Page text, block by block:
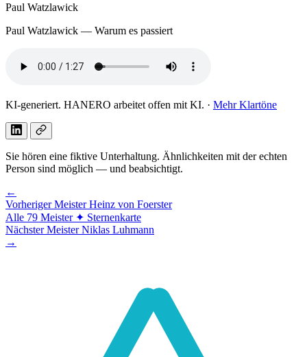
Paul Watzlawick
Paul Watzlawick — Warum es passiert
KI-generiert. HANERO arbeitet offen mit KI. · Mehr Klartöne
Sie hören eine fiktive Unterhaltung. Ähnlichkeiten mit der echten
Person sind möglich — und beabsichtigt.
←
Vorheriger Meister Heinz von Foerster
Alle 79 Meister ✦ Sternenkarte
Nächster Meister Niklas Luhmann
→